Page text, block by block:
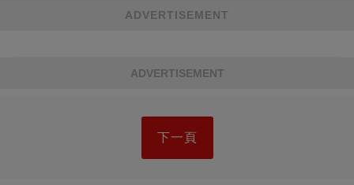
ADVERTISEMENT
ADVERTISEMENT
下一頁